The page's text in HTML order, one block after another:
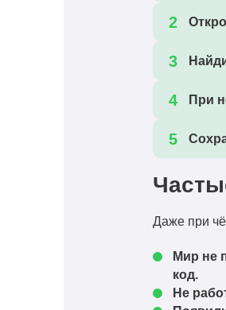
При
Даже при
Мир не
код.
Не